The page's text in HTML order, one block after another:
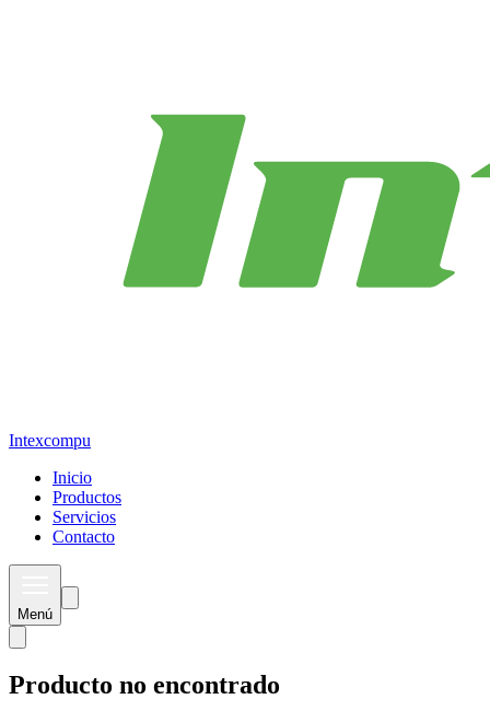
Intexcompu
Inicio
Productos
Servicios
Contacto
Menú
Producto no encontrado